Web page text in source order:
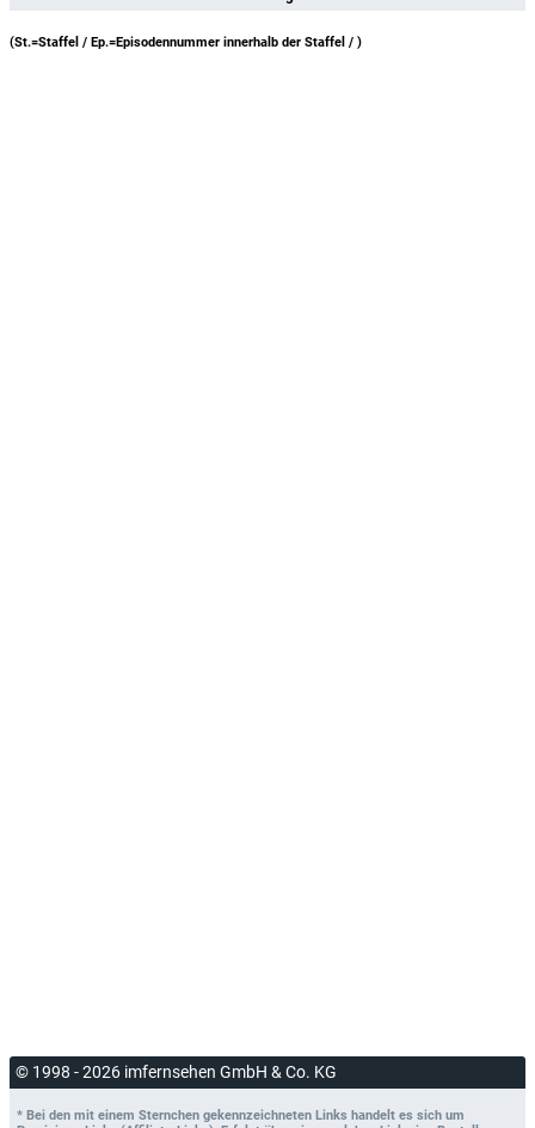
(St.=Staffel / Ep.=Episodennummer innerhalb der Staffel / )
© 1998 - 2026 imfernsehen GmbH & Co. KG
* Bei den mit einem Sternchen gekennzeichneten Links handelt es sich um